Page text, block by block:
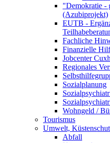
"Demokratie -
(Azubiprojekt)
EUTB -
Fachliche
Finanzielle
Jobcenter
Regionales
Sozialplanung
Wohngeld /
Tourismus
Umwelt,
Abfall